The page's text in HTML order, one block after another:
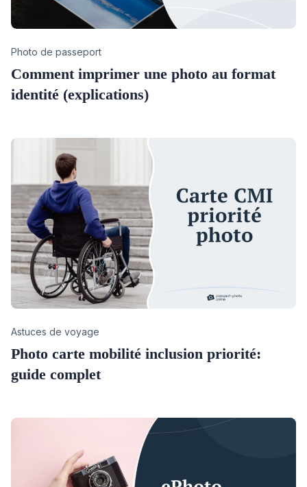
Category
Photo de passeport
Comment imprimer une photo au format
identité (explications)
Category
Astuces de voyage
Photo carte mobilité inclusion priorité:
guide complet